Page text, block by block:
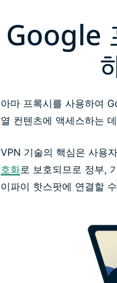
Google
아마 프록시를 사용하여
열 컨텐츠에 액세스하는
VPN 기술의 핵심은 사용
호화로 보호되므로 정부,
이파이 핫스팟에 연결할